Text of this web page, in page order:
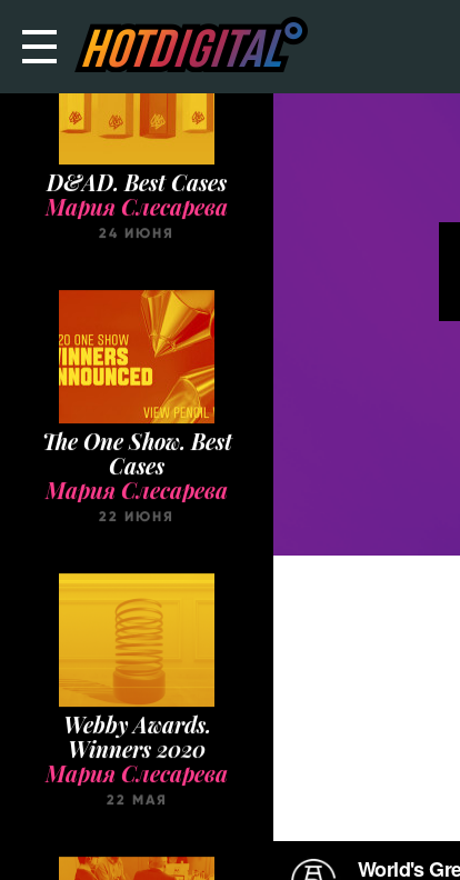
D&AD. Best Cases
Мария Слесарева
24 ИЮНЯ
The One Show. Best
Cases
Мария Слесарева
22 ИЮНЯ
Webby Awards.
Winners 2020
Мария Слесарева
22 МАЯ